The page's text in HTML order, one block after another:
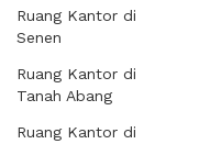
Ruang Kantor di
Senen
Ruang Kantor di
Tanah Abang
Ruang Kantor di